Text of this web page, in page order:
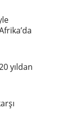
yıldan